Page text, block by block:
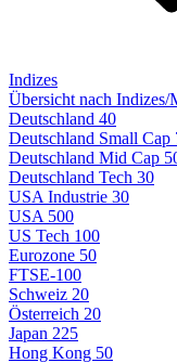
Indizes
Übersicht nach Indizes/
Deutschland 40
Deutschland Small Cap
Deutschland Mid Cap
Deutschland Tech 30
USA Industrie 30
USA 500
US Tech 100
Eurozone 50
FTSE-100
Schweiz 20
Österreich 20
Japan 225
Hong Kong 50